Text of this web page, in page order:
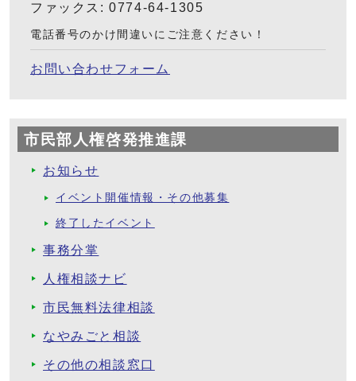
ファックス: 0774-64-1305
電話番号のかけ間違いにご注意ください！
お問い合わせフォーム
市民部人権啓発推進課
お知らせ
イベント開催情報・その他募集
終了したイベント
事務分掌
人権相談ナビ
市民無料法律相談
なやみごと相談
その他の相談窓口